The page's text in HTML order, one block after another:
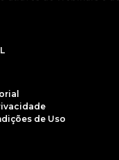
de Uso